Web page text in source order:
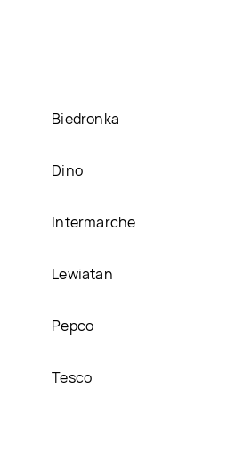
Biedronka
Dino
Intermarche
Lewiatan
Pepco
Tesco